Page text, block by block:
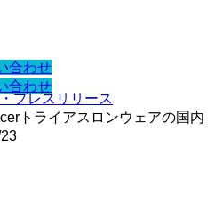
合わせ
合わせ
プレスリリース
トライアスロンウェアの国内